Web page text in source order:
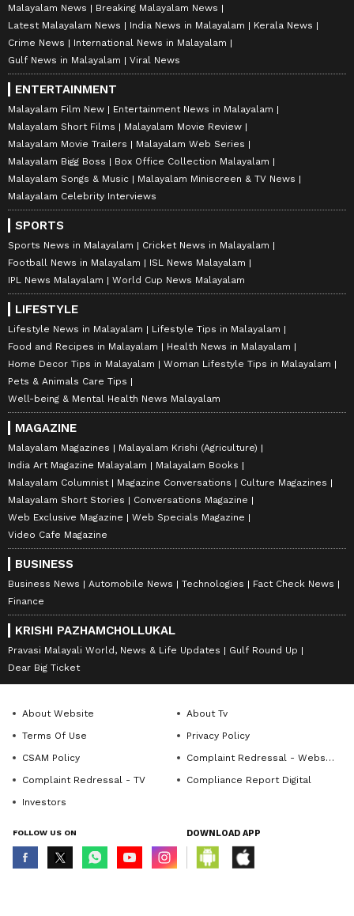
Malayalam News
Breaking Malayalam News
Latest Malayalam News
India News in Malayalam
Kerala News
Crime News
International News in Malayalam
Gulf News in Malayalam
Viral News
ENTERTAINMENT
Malayalam Film New
Entertainment News in Malayalam
Malayalam Short Films
Malayalam Movie Review
Malayalam Movie Trailers
Malayalam Web Series
Malayalam Bigg Boss
Box Office Collection Malayalam
Malayalam Songs & Music
Malayalam Miniscreen & TV News
Malayalam Celebrity Interviews
SPORTS
Sports News in Malayalam
Cricket News in Malayalam
Football News in Malayalam
ISL News Malayalam
IPL News Malayalam
World Cup News Malayalam
LIFESTYLE
Lifestyle News in Malayalam
Lifestyle Tips in Malayalam
Food and Recipes in Malayalam
Health News in Malayalam
Home Decor Tips in Malayalam
Woman Lifestyle Tips in Malayalam
Pets & Animals Care Tips
Well-being & Mental Health News Malayalam
MAGAZINE
Malayalam Magazines
Malayalam Krishi (Agriculture)
India Art Magazine Malayalam
Malayalam Books
Malayalam Columnist
Magazine Conversations
Culture Magazines
Malayalam Short Stories
Conversations Magazine
Web Exclusive Magazine
Web Specials Magazine
Video Cafe Magazine
BUSINESS
Business News Automobile News Technologies
Fact Check News
Finance
KRISHI PAZHAMCHOLLUKAL
Pravasi Malayali World, News & Life Updates
Gulf Round Up
Dear Big Ticket
About Website
About Tv
Terms Of Use
Privacy Policy
CSAM Policy
Complaint Redressal - Website
Complaint Redressal - TV
Compliance Report Digital
Investors
FOLLOW US ON DOWNLOAD APP